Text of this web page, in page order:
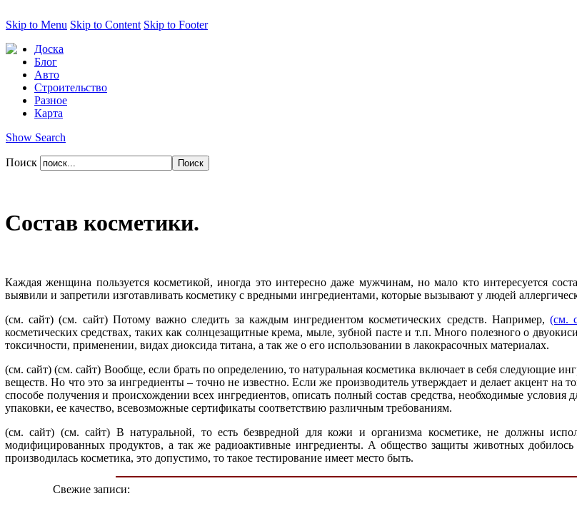
Skip to Menu Skip to Content Skip to Footer
Доска
Блог
Авто
Строительство
Разное
Карта
Show Search
Поиск
Состав косметики.
Каждая женщина пользуется косметикой, иногда это интересно даже мужчинам, но мало кто интересуется
выявили и запретили изготавливать косметику с вредными ингредиентами, которые вызывают у людей
(см. сайт)(см. сайт) Потому важно следить за каждым ингредиентом косметических средств. Например,(см.
косметических средствах, таких как солнцезащитные крема, мыле, зубной пасте и т.п. Много полезного о
токсичности, применении, видах диоксида титана, а так же о его использовании в лакокрасочных материалах.
(см. сайт)(см. сайт) Вообще, если брать по определению, то натуральная косметика включает в себя следующие
веществ. Но что это за ингредиенты – точно не известно. Если же производитель утверждает и делает акцент
способе получения и происхождении всех ингредиентов, описать полный состав средства, необходимые условия
упаковки, ее качество, всевозможные сертификаты соответствию различным требованиям.
(см. сайт) (см. сайт) В натуральной, то есть безвредной для кожи и организма косметике, не должны
модифицированных продуктов, а так же радиоактивные ингредиенты. А общество защиты животных добилось
производилась косметика, это допустимо, то такое тестирование имеет место быть.
Свежие записи: